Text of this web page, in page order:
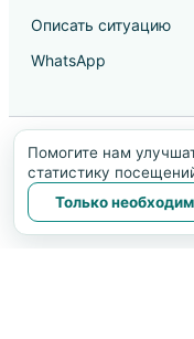
Описать ситуацию
WhatsApp
© 2003–2026
Помогите нам
статистику
Только